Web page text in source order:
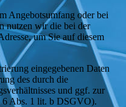
Angebotsumfang oder bei
nutzen wir die bei der
um Sie auf diesem
eingegebenen Daten
des durch die
und ggf. zur
6 Abs. 1 lit. b DSGVO).